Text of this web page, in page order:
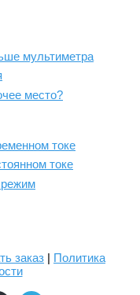
мультиметра
место?
токе
токе
заказ | Политика